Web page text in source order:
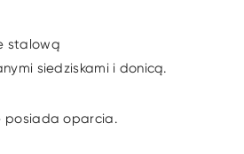
stalową
siedziskami i donicą.
posiada oparcia.